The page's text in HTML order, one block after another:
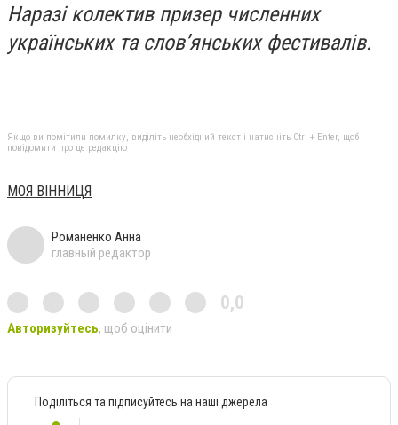
Наразі колектив призер численних
українських та слов’янських фестивалів.
Якщо ви помітили помилку, виділіть необхідний текст і натисніть Ctrl + Enter, щоб
повідомити про це редакцію
МОЯ ВІННИЦЯ
Романенко Анна
главный редактор
0,0
Авторизуйтесь, щоб оцінити
Поділіться та підписуйтесь на наші джерела